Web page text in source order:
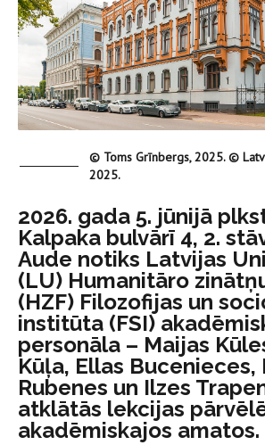
© Toms Grīnbergs, 2025. ©
2025.
2026. gada 5. jūnijā
Kalpaka bulvārī 4, 2.
Aude notiks Latvijas
(LU) Humanitāro
(HZF) Filozofijas un
institūta (FSI)
personāla – Maijas
Kūļa, Ellas Bucenieces,
Rubenes un Ilzes
atklātās lekcijas
akadēmiskajos amatos.